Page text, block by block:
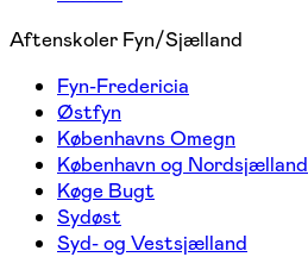
Aftenskoler Fyn/Sjælland
Fyn-Fredericia
Østfyn
Københavns Omegn
København og Nordsjælland
Køge Bugt
Sydøst
Syd- og Vestsjælland